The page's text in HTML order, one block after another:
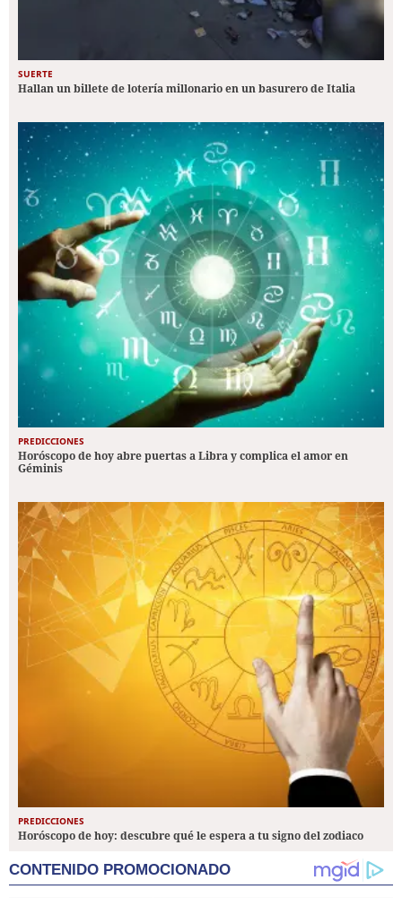
SUERTE
Hallan un billete de lotería millonario en un basurero de Italia
PREDICCIONES
Horóscopo de hoy abre puertas a Libra y complica el amor en
Géminis
PREDICCIONES
Horóscopo de hoy: descubre qué le espera a tu signo del zodiaco
CONTENIDO PROMOCIONADO